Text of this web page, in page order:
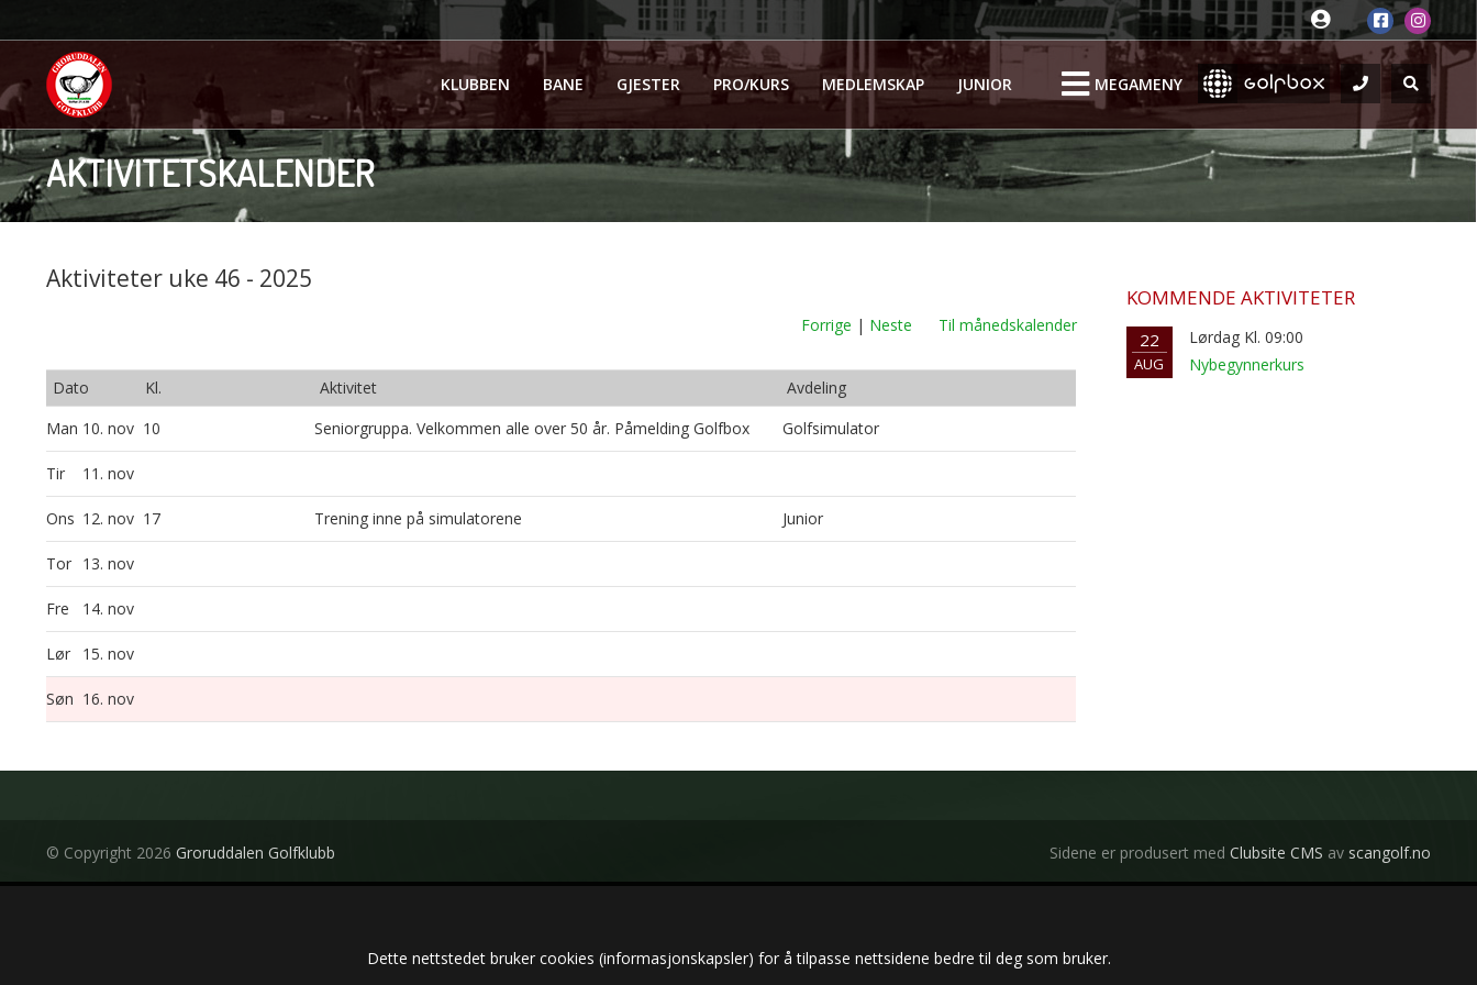
AKTIVITETSKALENDER
KLUBBEN BANE GJESTER PRO/KURS MEDLEMSKAP JUNIOR MEGAMENY
Aktiviteter uke 46 - 2025
Forrige | Neste Til månedskalender
Dato Kl. Aktivitet
Avdeling
Man 10. nov 10 Seniorgruppa. Velkommen alle over 50 år. Påmelding Golfbox Golfsimulator
Tir 11. nov
Ons 12. nov 17 Trening inne på simulatorene Junior
Tor 13. nov
Fre 14. nov
Lør 15. nov
Søn 16. nov
KOMMENDE AKTIVITETER
22
AUG
Lørdag Kl. 09:00
Nybegynnerkurs
© Copyright 2026 Groruddalen Golfklubb Sidene er produsert med Clubsite CMS av scangolf.no
Dette nettstedet bruker cookies (informasjonskapsler) for å tilpasse nettsidene bedre til deg som bruker.